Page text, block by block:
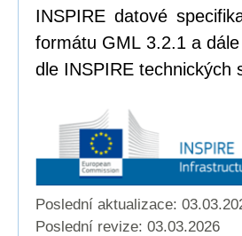
INSPIRE datové
formátu GML 3.2.1 a
dle INSPIRE
Poslední aktualizace:
Poslední revize: 03.03.2026